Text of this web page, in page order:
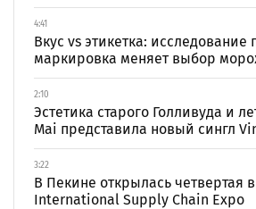
4:41
Вкус vs этикетка: исследование
маркировка меняет выбор
2:10
Эстетика старого Голливуда и
Mai представила новый сингл
3:22
В Пекине открылась четвертая
International Supply Chain Expo